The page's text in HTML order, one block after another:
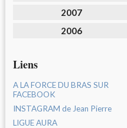
2007
2006
Liens
A LA FORCE DU BRAS SUR
FACEBOOK
INSTAGRAM de Jean Pierre
LIGUE AURA